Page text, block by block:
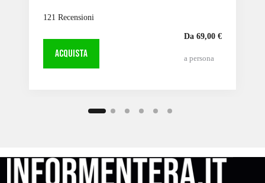
121 Recensioni
ACQUISTA
Da 69,00 €
a persona